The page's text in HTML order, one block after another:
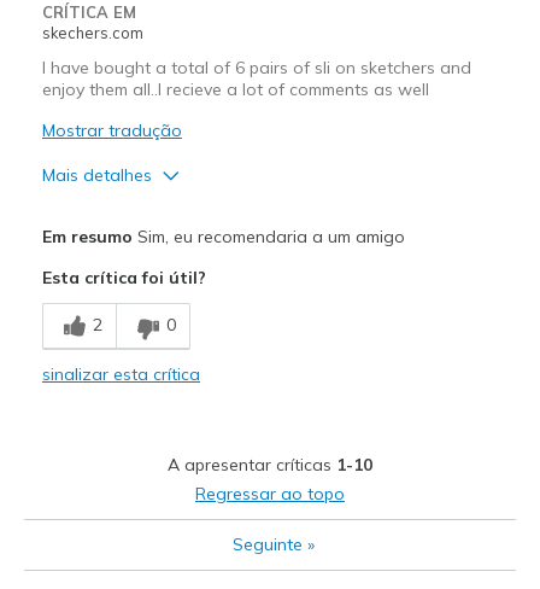
Width
Sizing
Feels true to size
View On Shoes
I'm Into Shoes
CRÍTICA EM
skechers.com
I have bought a total of 6 pairs of sli on sketchers and
enjoy them all..I recieve a lot of comments as well
Mostrar tradução
Mais detalhes
Comfortable
Durable
Melhores utilizações
Casual Wear
Going Out
Em resumo Sim, eu recomendaria a um amigo
Esta crítica foi útil?
2 0
sinalizar esta crítica
A apresentar críticas 1-10
Regressar ao topo
Seguinte »